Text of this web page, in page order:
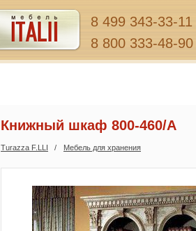
8 499 343-33-11
8 800 333-48-90
Книжный шкаф 800-460/A
Turazza F.LLI Мебель для хранения